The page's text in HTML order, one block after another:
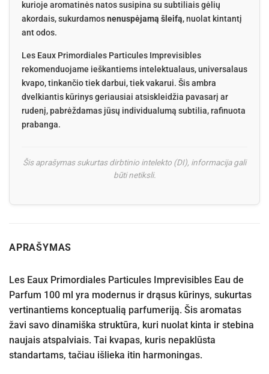
kurioje aromatinės natos susipina su subtiliais gėlių
akordais, sukurdamosnenuspėjamą šleifą, nuolat kintantį
ant odos.
Les Eaux Primordiales Particules Imprevisibles
rekomenduojame ieškantiems intelektualaus, universalaus
kvapo, tinkančio tiek darbui, tiek vakarui. Šis ambra
dvelkiantis kūrinys geriausiai atsiskleidžia pavasarį ar
rudenį, pabrėždamas jūsų individualumą subtilia, rafinuota
prabanga.
Šis aprašymas sukurtas dirbtinio intelekto (DI), informacija gali
būti netiksli.
APRAŠYMAS
Les Eaux Primordiales Particules Imprevisibles Eau de
Parfum 100 ml yra modernus ir drąsus kūrinys, sukurtas
vertinantiems konceptualią parfumeriją. Šis aromatas
žavi savo dinamiška struktūra, kuri nuolat kinta ir stebina
naujais atspalviais. Tai kvapas, kuris nepaklūsta
standartams, tačiau išlieka itin harmoningas.